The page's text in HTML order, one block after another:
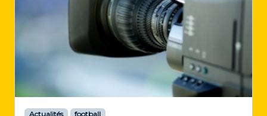
Actualités football